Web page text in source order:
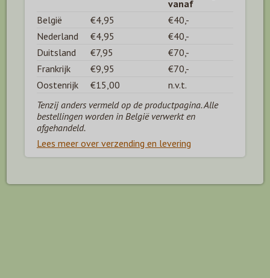
vanaf
België
€4,95
€40,-
Nederland
€4,95
€40,-
Duitsland
€7,95
€70,-
Frankrijk
€9,95
€70,-
Oostenrijk
€15,00
n.v.t.
Tenzij anders vermeld op de productpagina. Alle
bestellingen worden in België verwerkt en
afgehandeld.
Lees meer over verzending en levering